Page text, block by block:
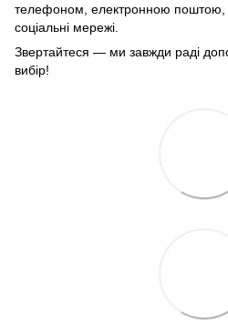
телефоном, електронною поштою,
соціальні мережі.
Звертайтеся — ми завжди раді
вибір!